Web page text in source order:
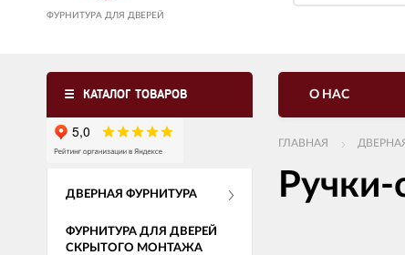
ФУРНИТУРА ДЛЯ ДВЕРЕЙ
КАТАЛОГ ТОВАРОВ
ДВЕРНАЯ ФУРНИТУРА
ФУРНИТУРА ДЛЯ ДВЕРЕЙ
СКРЫТОГО МОНТАЖА
О НАС
ГЛАВНАЯ